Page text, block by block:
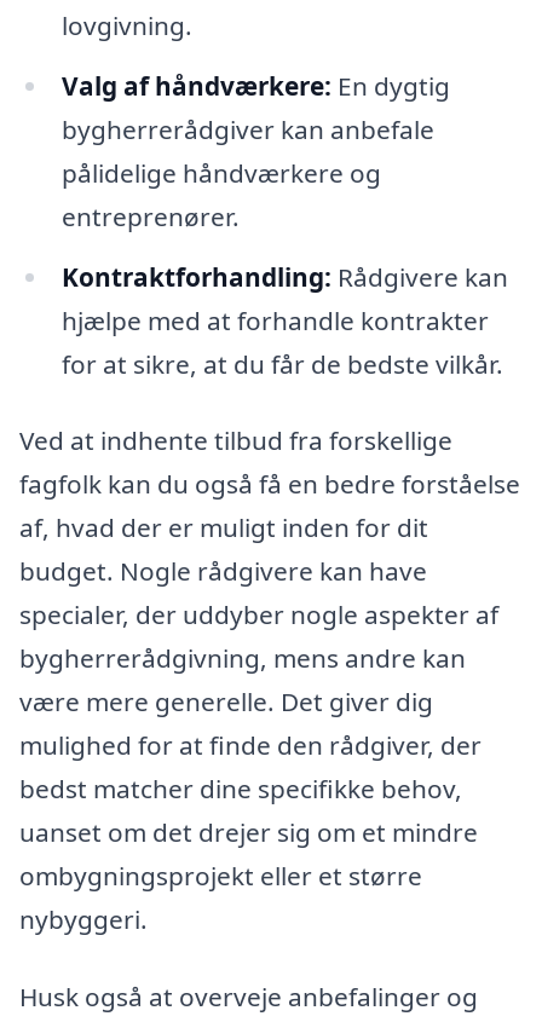
lovgivning.
Valg af håndværkere: En dygtig
bygherrerådgiver kan anbefale
pålidelige håndværkere og
entreprenører.
Kontraktforhandling: Rådgivere kan
hjælpe med at forhandle kontrakter
for at sikre, at du får de bedste vilkår.
Ved at indhente tilbud fra forskellige
fagfolk kan du også få en bedre forståelse
af, hvad der er muligt inden for dit
budget. Nogle rådgivere kan have
specialer, der uddyber nogle aspekter af
bygherrerådgivning, mens andre kan
være mere generelle. Det giver dig
mulighed for at finde den rådgiver, der
bedst matcher dine specifikke behov,
uanset om det drejer sig om et mindre
ombygningsprojekt eller et større
nybyggeri.
Husk også at overveje anbefalinger og